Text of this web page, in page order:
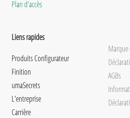
Plan d'accès
Liens rapides
Produits Configurateur
Finition
umaSecrets
L'entreprise
Carrière
AGBs